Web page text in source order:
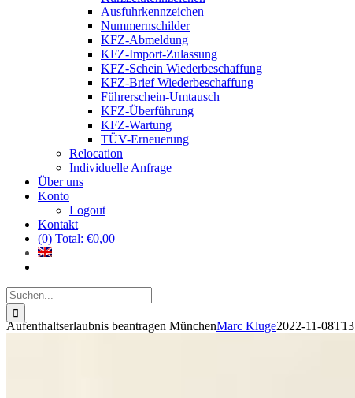
Ausfuhrkennzeichen
Nummernschilder
KFZ-Abmeldung
KFZ-Import-Zulassung
KFZ-Schein Wiederbeschaffung
KFZ-Brief Wiederbeschaffung
Führerschein-Umtausch
KFZ-Überführung
KFZ-Wartung
TÜV-Erneuerung
Relocation
Individuelle Anfrage
Über uns
Konto
Logout
Kontakt
(0) Total: €0,00
Suche
nach:
Aufenthaltserlaubnis beantragen MünchenMarc Kluge2022-11-